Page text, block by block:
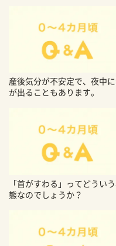
産後気分が不安定で、夜中
が出ることもあります。
「首がすわる」ってどうい
態なのでしょうか？